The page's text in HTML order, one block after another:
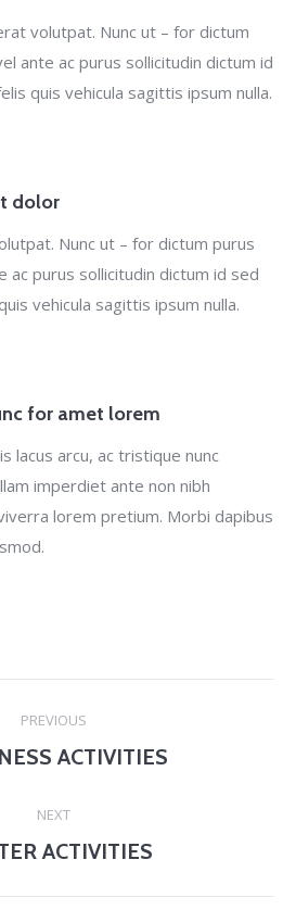
volutpat. Nunc ut – for dictum
ante ac purus sollicitudin dictum id
quis vehicula sagittis ipsum nulla.
dolor
Nunc ut – for dictum purus
ac purus sollicitudin dictum id sed
vehicula sagittis ipsum nulla.
for amet lorem
lacus arcu, ac tristique nunc
imperdiet ante non nibh
lorem pretium. Morbi dapibus
PREVIOUS
Previous
ACTIVITIES
NEXT
Next
ACTIVITIES